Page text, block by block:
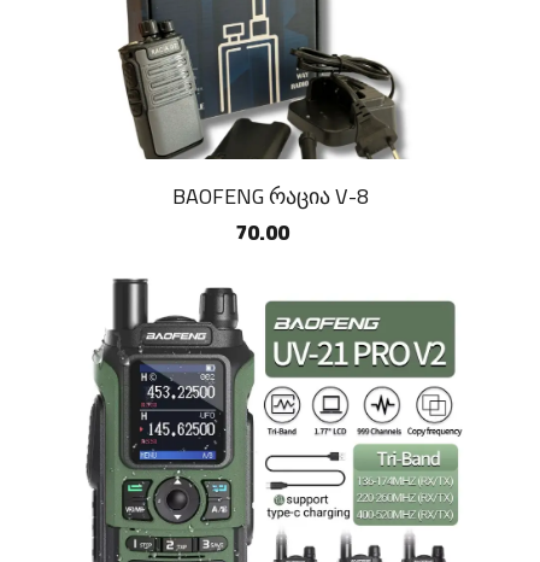
BAOFENG რაცია V-8
70.00